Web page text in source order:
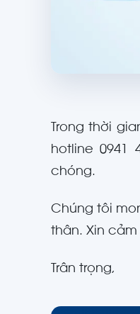
Trong thời
hotline 0941
chóng.
Chúng tôi
thân. Xin
Trân trọng,